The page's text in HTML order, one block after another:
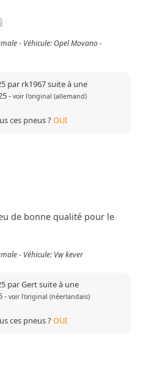
- Véhicule: Opel Movano -
par rk1967 suite à une
- voir l'original (allemand)
ces pneus ?OUI
de bonne qualité pour le
- Véhicule: Vw kever
par Gert suite à une
- voir l'original (néerlandais)
ces pneus ?OUI